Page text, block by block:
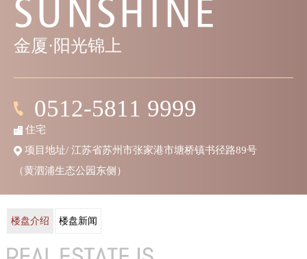
金厦·阳光锦上
0512-5811 9999
住宅
项目地址/ 江苏省苏州市张家港市塘桥镇书径路89号
（黄泗浦生态公园东侧）
楼盘介绍 楼盘新闻